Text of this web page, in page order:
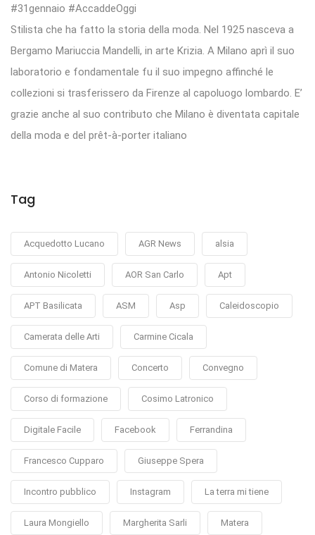
#31gennaio #AccaddeOggi
Stilista che ha fatto la storia della moda. Nel 1925 nasceva a
Bergamo Mariuccia Mandelli, in arte Krizia. A Milano aprì il suo
laboratorio e fondamentale fu il suo impegno affinché le
collezioni si trasferissero da Firenze al capoluogo lombardo. E’
grazie anche al suo contributo che Milano è diventata capitale
della moda e del prêt-à-porter italiano
Tag
Acquedotto Lucano AGR News alsia
Antonio Nicoletti AOR San Carlo Apt
APT Basilicata ASM Asp Caleidoscopio
Camerata delle Arti Carmine Cicala
Comune di Matera Concerto Convegno
Corso di formazione Cosimo Latronico
Digitale Facile Facebook Ferrandina
Francesco Cupparo Giuseppe Spera
Incontro pubblico Instagram La terra mi tiene
Laura Mongiello Margherita Sarli Matera